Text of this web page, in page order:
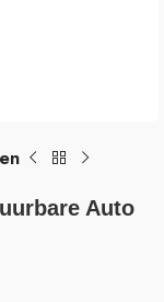
Auto